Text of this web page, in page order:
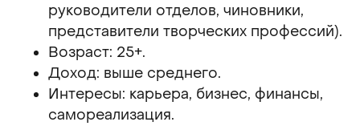
руководители отделов, чиновники,
представители творческих профессий).
Возраст: 25+.
Доход: выше среднего.
Интересы: карьера, бизнес, финансы,
самореализация.